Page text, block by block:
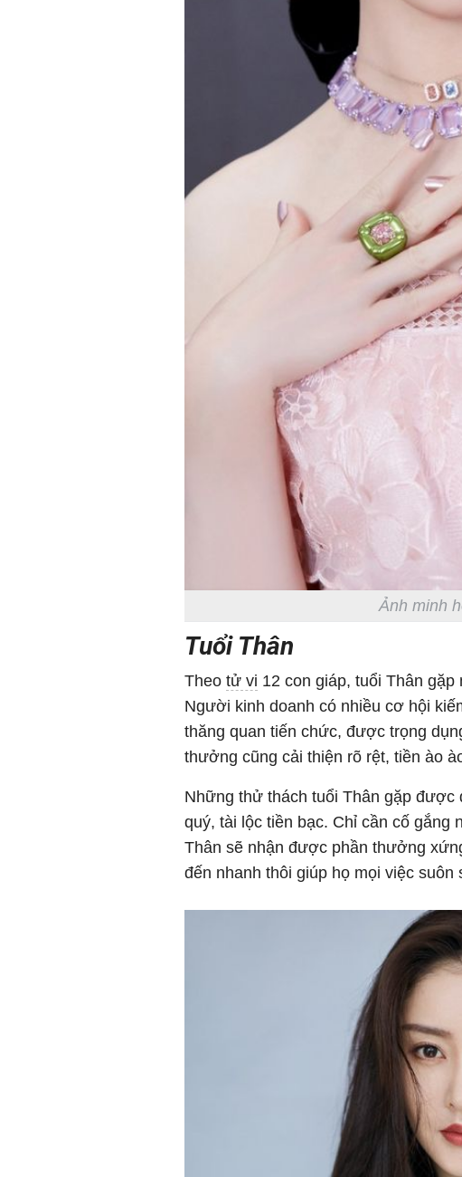
Ảnh minh
Tuổi Thân
Theo tử vi 12 con giáp, tuổi Thân
Người kinh doanh có nhiều cơ hội
thăng quan tiến chức, được trọng
thưởng cũng cải thiện rõ rệt, tiền ào
Những thử thách tuổi Thân gặp
quý, tài lộc tiền bạc. Chỉ cần cố gắng
Thân sẽ nhận được phần thưởng
đến nhanh thôi giúp họ mọi việc suôn